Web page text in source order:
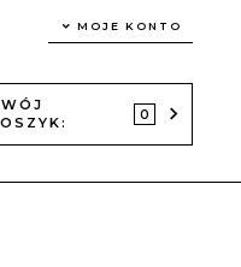
MOJE KONTO
0